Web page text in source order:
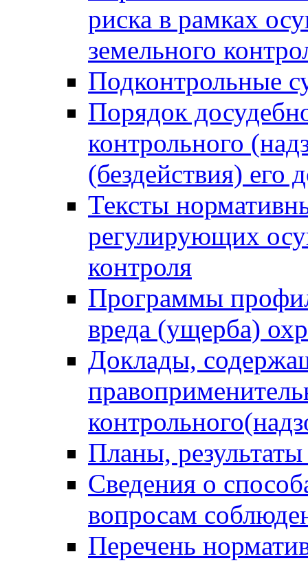
риска в рамках
земельного
Подконтрольные
Порядок
контрольного
(бездействия)
Тексты
регулирующих
контроля
Программы
вреда (ущерба)
Доклады,
Планы,
Сведения о
вопросам
Перечень